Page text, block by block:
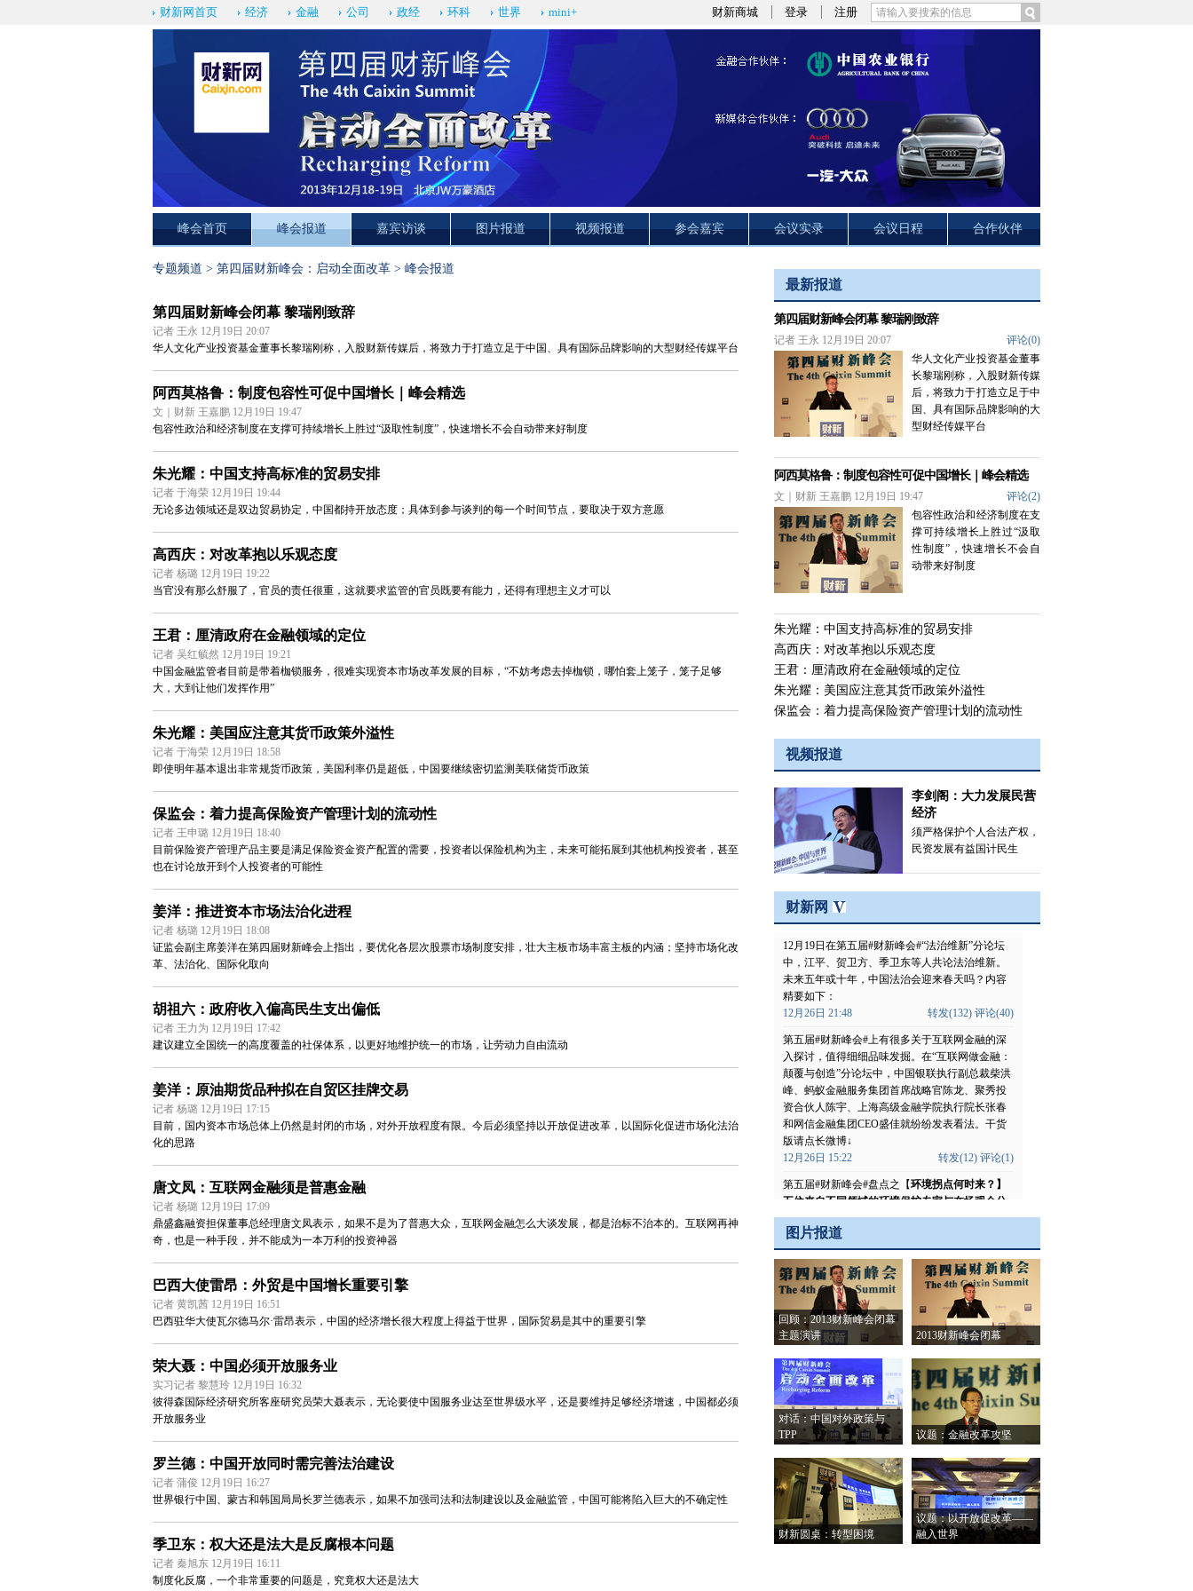
财新商城 登录 注册
财新网首页 经济 金融 公司 政经 环科 世界 mini+
峰会首页 峰会报道 嘉宾访谈 图片报道 视频报道 参会嘉宾 会议实录 会议日程 合作伙伴
专题频道 > 第四届财新峰会：启动全面改革 > 峰会报道
第四届财新峰会闭幕 黎瑞刚致辞
记者 王永 12月19日 20:07
华人文化产业投资基金董事长黎瑞刚称，入股财新传媒后，将致力于打造立足于中国、具有国际品牌影响的大型财经传媒平台
阿西莫格鲁：制度包容性可促中国增长｜峰会精选
文｜财新 王嘉鹏 12月19日 19:47
包容性政治和经济制度在支撑可持续增长上胜过“汲取性制度”，快速增长不会自动带来好制度
朱光耀：中国支持高标准的贸易安排
记者 于海荣 12月19日 19:44
无论多边领域还是双边贸易协定，中国都持开放态度；具体到参与谈判的每一个时间节点，要取决于双方意愿
高西庆：对改革抱以乐观态度
记者 杨璐 12月19日 19:22
当官没有那么舒服了，官员的责任很重，这就要求监管的官员既要有能力，还得有理想主义才可以
王君：厘清政府在金融领域的定位
记者 吴红毓然 12月19日 19:21
中国金融监管者目前是带着枷锁服务，很难实现资本市场改革发展的目标，“不妨考虑去掉枷锁，哪怕套上笼子，笼子足够
大，大到让他们发挥作用”
朱光耀：美国应注意其货币政策外溢性
记者 于海荣 12月19日 18:58
即使明年基本退出非常规货币政策，美国利率仍是超低，中国要继续密切监测美联储货币政策
保监会：着力提高保险资产管理计划的流动性
记者 王申璐 12月19日 18:40
目前保险资产管理产品主要是满足保险资金资产配置的需要，投资者以保险机构为主，未来可能拓展到其他机构投资者，甚至
也在讨论放开到个人投资者的可能性
姜洋：推进资本市场法治化进程
记者 杨璐 12月19日 18:08
证监会副主席姜洋在第四届财新峰会上指出，要优化各层次股票市场制度安排，壮大主板市场丰富主板的内涵；坚持市场化改
革、法治化、国际化取向
胡祖六：政府收入偏高民生支出偏低
记者 王力为 12月19日 17:42
建议建立全国统一的高度覆盖的社保体系，以更好地维护统一的市场，让劳动力自由流动
姜洋：原油期货品种拟在自贸区挂牌交易
记者 杨璐 12月19日 17:15
目前，国内资本市场总体上仍然是封闭的市场，对外开放程度有限。今后必须坚持以开放促进改革，以国际化促进市场化法治
化的思路
唐文凤：互联网金融须是普惠金融
记者 杨璐 12月19日 17:09
鼎盛鑫融资担保董事总经理唐文凤表示，如果不是为了普惠大众，互联网金融怎么大谈发展，都是治标不治本的。互联网再神
奇，也是一种手段，并不能成为一本万利的投资神器
巴西大使雷昂：外贸是中国增长重要引擎
记者 黄凯茜 12月19日 16:51
巴西驻华大使瓦尔德马尔·雷昂表示，中国的经济增长很大程度上得益于世界，国际贸易是其中的重要引擎
荣大聂：中国必须开放服务业
实习记者 黎慧玲 12月19日 16:32
彼得森国际经济研究所客座研究员荣大聂表示，无论要使中国服务业达至世界级水平，还是要维持足够经济增速，中国都必须
开放服务业
罗兰德：中国开放同时需完善法治建设
记者 蒲俊 12月19日 16:27
世界银行中国、蒙古和韩国局局长罗兰德表示，如果不加强司法和法制建设以及金融监管，中国可能将陷入巨大的不确定性
季卫东：权大还是法大是反腐根本问题
记者 秦旭东 12月19日 16:11
制度化反腐，一个非常重要的问题是，究竟权大还是法大
最新报道
第四届财新峰会闭幕 黎瑞刚致辞
评论(0)
记者 王永 12月19日 20:07
华人文化产业投资基金董事
长黎瑞刚称，入股财新传媒
后，将致力于打造立足于中
国、具有国际品牌影响的大
型财经传媒平台
阿西莫格鲁：制度包容性可促中国增长｜峰会精选
评论(2)
文｜财新 王嘉鹏 12月19日 19:47
包容性政治和经济制度在支
撑可持续增长上胜过“汲取
性制度”，快速增长不会自
动带来好制度
朱光耀：中国支持高标准的贸易安排
高西庆：对改革抱以乐观态度
王君：厘清政府在金融领域的定位
朱光耀：美国应注意其货币政策外溢性
保监会：着力提高保险资产管理计划的流动性
视频报道
李剑阁：大力发展民营
经济
须严格保护个人合法产权，
民资发展有益国计民生
财新网
12月19日在第五届#财新峰会#“法治维新”分论坛
中，江平、贺卫方、季卫东等人共论法治维新。
未来五年或十年，中国法治会迎来春天吗？内容
精要如下：
12月26日 21:48
转发(132) 评论(40)
第五届#财新峰会#上有很多关于互联网金融的深
入探讨，值得细细品味发掘。在“互联网做金融：
颠覆与创造”分论坛中，中国银联执行副总裁柴洪
峰、蚂蚁金融服务集团首席战略官陈龙、聚秀投
资合伙人陈宇、上海高级金融学院执行院长张春
和网信金融集团CEO盛佳就纷纷发表看法。干货
版请点长微博↓
12月26日 15:22
转发(12) 评论(1)
第五届#财新峰会#盘点之【环境拐点何时来？】
五位来自不同领域的环境保护专家与在场观众分
享了各自研究领域的最新成果，展示出中国正在
经历的严重空气、水、土壤污染和污染带来的巨
大的健康代价，并热议了通往环境拐点艰辛道路
上的重重障碍。详细报道请点长微博：
12月26日 09:54
转发(12) 评论(4)
#财新图片#【2014财新峰会花絮】12月19日至20
日，2014#财新峰会#在北京举行
http://t.cn/RzsQjb2
12月25日 08:23
评论(1)
@财新视频 【胡德平在财新峰会致闭幕辞】十一
届全国政协常委、经济委员会副主任胡德平在第
五届#财新峰会#闭幕致辞时，从改革历史分析“新
常态”，指出“新常态”的经济发展将成为中国改革
开放历史上的一页重要篇章 http://t.cn/Rzd4G9M
12月21日 19:20
转发(8) 评论(4)
@财新视频 【潘功胜：对互联网金融应采取包容
理念】央行副行长、中国金融学会副会长潘功胜
在第五届#财新峰会#上强调，要鼓励创新，引导
图片报道
回顾：2013财新峰会闭幕
主题演讲
2013财新峰会闭幕
对话：中国对外政策与
TPP
议题：金融改革攻坚
财新圆桌：转型困境
议题：以开放促改革——
融入世界